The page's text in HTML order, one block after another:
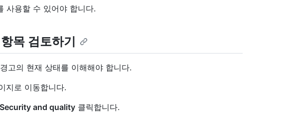
사용할 수 있어야 합니다.
목 검토하기
고의 현재 상태를 이해해야 합니다.
지로 이동합니다.
Security and quality 클릭합니다.